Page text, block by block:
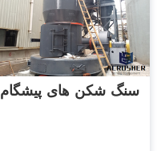
سنگ شکن های پیشگام